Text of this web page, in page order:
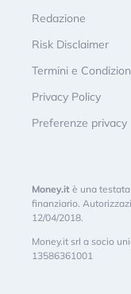
Redazione
Risk Disclaimer
Termini e
Privacy Policy
Preferenze privacy
Money.it è una
finanziario.
12/04/2018.
Money.it srl a socio
13586361001